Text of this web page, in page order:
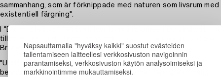
Napsauttamalla "hyväksy kaikki" suostut evästeiden
tallentamiseen laitteellesi verkkosivuston navigoinnin
parantamiseksi, verkkosivuston käytön analysoimiseksi ja
markkinointimme mukauttamiseksi.
sammanhang, som är förknippade med naturen som livsrum med
existentiell färgning".
I "Bruno Liljefors", 1960, skriver konsthistorikern Bo Lindwall,
tillsammans med konstnärens son Lindorm Liljefors, följande om
Bruno Liljefors relation till katter:
"Under hela livet framskymtade hos Bruno Liljefors hans
beundran för katten och kanske i synnerhet den gråstrimmiga